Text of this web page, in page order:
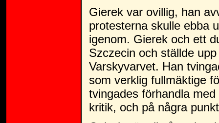
Gierek var ovillig, han
protesterna skulle ebba
igenom. Gierek och ett
Szczecin och ställde
Varskyvarvet. Han
som verklig fullmäktige
tvingades förhandla
kritik, och på några